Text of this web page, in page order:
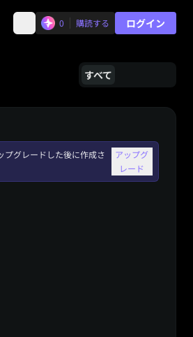
0 購読する ログイン
すべて
プグレードした後に作成さ
アップグ
レード